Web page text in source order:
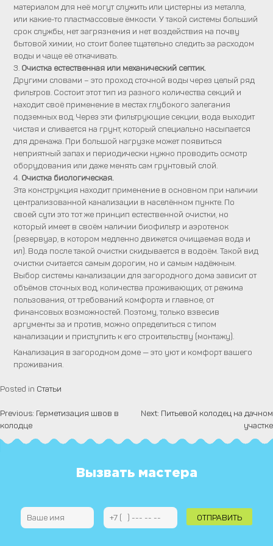
материалом для неё могут служить или цистерны из металла,
или какие-то пластмассовые ёмкости. У такой системы больший
срок службы, нет загрязнения и нет воздействия на почву
бытовой химии, но стоит более тщательно следить за расходом
воды и чаще её откачивать.
3. Очистка естественная или механический септик.
Другими словами – это проход сточной воды через целый ряд
фильтров. Состоит этот тип из разного количества секций и
находит своё применение в местах глубокого залегания
подземных вод. Через эти фильтрующие секции, вода выходит
чистая и сливается на грунт, который специально насыпается
для дренажа. При большой нагрузке может появиться
неприятный запах и периодически нужно проводить осмотр
оборудования или даже менять сам грунтовый слой.
4. Очистка биологическая.
Эта конструкция находит применение в основном при наличии
централизованной канализации в населённом пункте. По
своей сути это тот же принцип естественной очистки, но
который имеет в своём наличии биофильтр и аэротенок
(резервуар, в котором медленно движется очищаемая вода и
ил). Вода после такой очистки скидывается в водоём. Такой вид
очистки считается самым дорогим, но и самым надёжным.
Выбор системы канализации для загородного дома зависит от
объёмов сточных вод, количества проживающих, от режима
пользования, от требований комфорта и главное, от
финансовых возможностей. Поэтому, только взвесив
аргументы за и против, можно определиться с типом
канализации и приступить к его строительству (монтажу).
Канализация в загородном доме — это уют и комфорт вашего
проживания.
Posted in Статьи
Навигация
Previous: Герметизация швов в
колодце
Next: Питьевой колодец на дачном
участке
Вызвать мастера